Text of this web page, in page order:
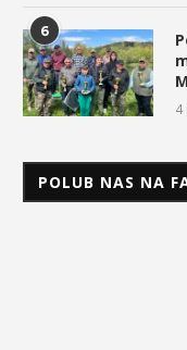
6
4
POLUB NAS NA